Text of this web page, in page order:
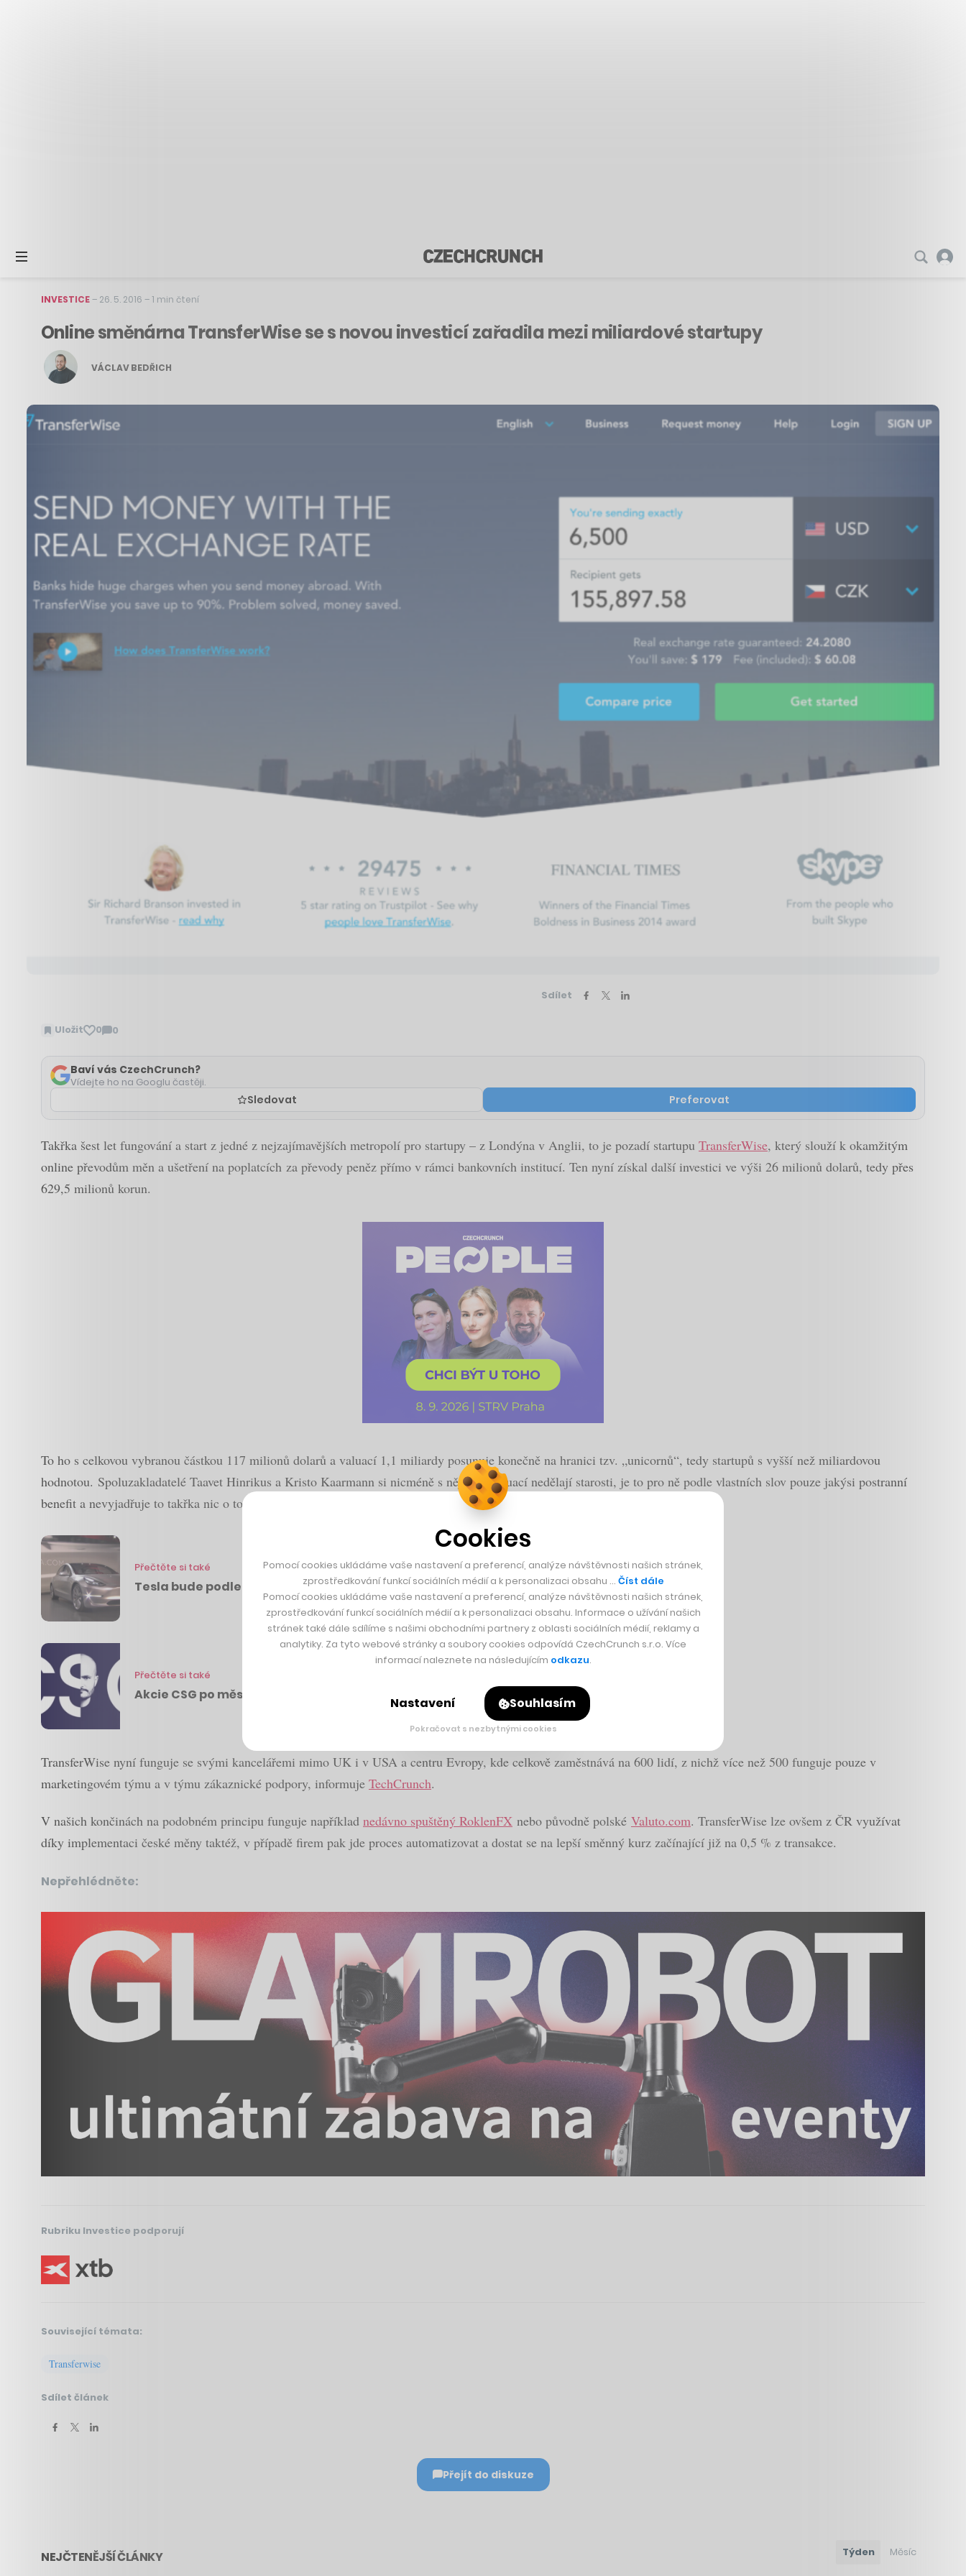
INVESTICE– 26. 5. 2016 –1 min čtení
Online směnárna TransferWise se s novou investicí zařadila mezi miliardové startupy
VÁCLAV BEDŘICH
Sdílet
Uložit 0 0
Zobrazit
Baví vás CzechCrunch?
Vídejte ho na Googlu častěji.
Sledovat Preferovat
Takřka šest let fungování a start z jedné z nejzajímavějších metropolí pro startupy – z Londýna v Anglii, to je pozadí startupu TransferWise, který slouží k okamžitým
online převodům měn a ušetření na poplatcích za převody peněz přímo v rámci bankovních institucí. Ten nyní získal další investici ve výši 26 milionů dolarů, tedy přes
629,5 milionů korun.
To ho s celkovou vybranou částkou 117 milionů dolarů a valuací 1,1 miliardy posunuje konečně na hranici tzv. „unicornů“, tedy startupů s vyšší než miliardovou
hodnotou. Spoluzakladatelé Taavet Hinrikus a Kristo Kaarmann si nicméně s nějakou valuací nedělají starosti, je to pro ně podle vlastních slov pouze jakýsi postranní
benefit a nevyjadřuje to takřka nic o tom, jak se firmě ve skutečnosti vede.
Přečtěte si také
Tesla bude podle Elona Muska už brzy vyrábět milion elektroaut ročně
Přečtěte si také
Akcie CSG po měsících bídy zase sílí. Firma je teď podpořila čísly
TransferWise nyní funguje se svými kancelářemi mimo UK i v USA a centru Evropy, kde celkově zaměstnává na 600 lidí, z nichž více než 500 funguje pouze v
marketingovém týmu a v týmu zákaznické podpory, informuje TechCrunch.
V našich končinách na podobném principu funguje například nedávno spuštěný RoklenFX nebo původně polské Valuto.com. TransferWise lze ovšem z ČR využívat
díky implementaci české měny taktéž, v případě firem pak jde proces automatizovat a dostat se na lepší směnný kurz začínající již na 0,5 % z transakce.
Nepřehlédněte:
Rubriku Investice podporují
Související témata:
Transferwise
Sdílet článek
Přejít do diskuze
NEJČTENĚJŠÍ ČLÁNKY Týden Měsíc
Cookies
Pomocí cookies ukládáme vaše nastavení a preferencí, analýze návštěvnosti našich stránek,
zprostředkování funkcí sociálních médií a k personalizaci obsahu … Číst dále
Pomocí cookies ukládáme vaše nastavení a preferencí, analýze návštěvnosti našich stránek,
zprostředkování funkcí sociálních médií a k personalizaci obsahu. Informace o užívání našich
stránek také dále sdílíme s našimi obchodními partnery z oblasti sociálních médií, reklamy a
analytiky. Za tyto webové stránky a soubory cookies odpovídá CzechCrunch s.r.o. Více
informací naleznete na následujícím odkazu.
Nastavení Souhlasím
Pokračovat s nezbytnými cookies